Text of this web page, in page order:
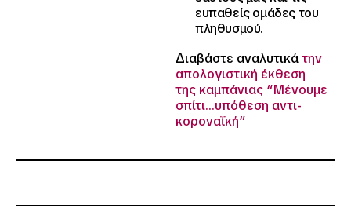
ευπαθείς οµάδες του
πληθυσµού.
Διαβάστε αναλυτικάτην
απολογιστική έκθεση
της καμπάνιας “Μένουμε
σπίτι…υπόθεση αντι-
κοροναΐκή”